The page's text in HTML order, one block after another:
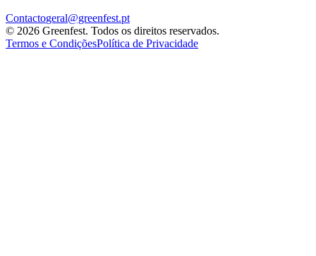
Contactogeral@greenfest.pt
© 2026 Greenfest. Todos os direitos reservados.
Termos e CondiçõesPolítica de Privacidade